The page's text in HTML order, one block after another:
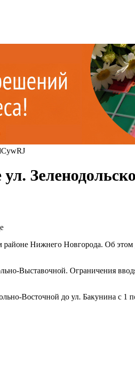
Нижнего Новгорода. Об
Выставочной. Ограничения
Восточной до ул. Бакунина с 1